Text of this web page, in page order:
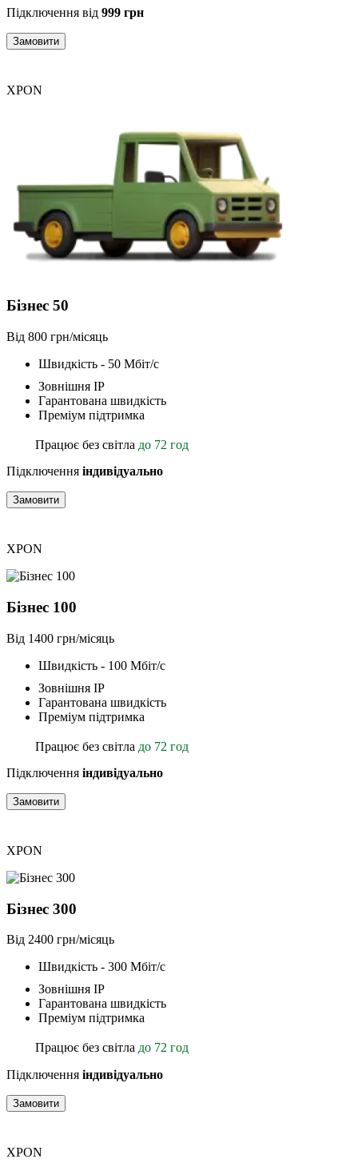
Підключення від 999 грн
Замовити
XPON
Бізнес 50
Від 800 грн/місяць
Швидкість - 50 Мбіт/с
Зовнішня ІР
Гарантована швидкість
Преміум підтримка
Працює без світла до 72 год
Підключення індивідуально
Замовити
XPON
Бізнес 100
Від 1400 грн/місяць
Швидкість - 100 Мбіт/с
Зовнішня ІР
Гарантована швидкість
Преміум підтримка
Працює без світла до 72 год
Підключення індивідуально
Замовити
XPON
Бізнес 300
Від 2400 грн/місяць
Швидкість - 300 Мбіт/с
Зовнішня ІР
Гарантована швидкість
Преміум підтримка
Працює без світла до 72 год
Підключення індивідуально
Замовити
XPON